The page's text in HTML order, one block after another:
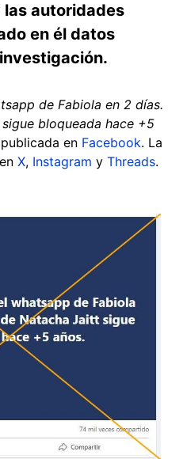
autoridades
en él datos
de Fabiola en 2 días.
bloqueada hace +5
en Facebook. La
X, Instagram y Threads.